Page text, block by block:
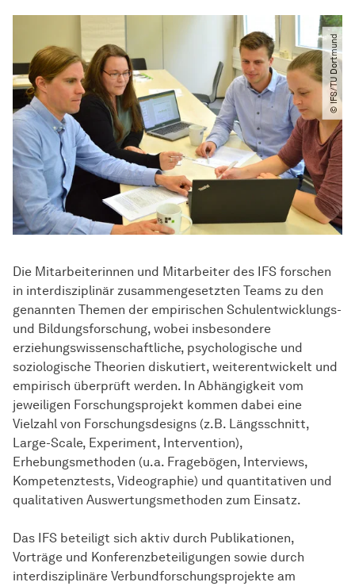
Die Mitarbeiterinnen und Mitarbeiter des IFS forschen
in interdisziplinär zusammengesetzten Teams zu den
genannten Themen der empirischen Schulentwicklungs-
und Bildungsforschung, wobei insbesondere
erziehungswissenschaftliche, psychologische und
soziologische Theorien diskutiert, weiterentwickelt und
empirisch überprüft werden. In Abhängigkeit vom
jeweiligen Forschungsprojekt kommen dabei eine
Vielzahl von Forschungsdesigns (z.B. Längsschnitt,
Large-Scale, Experiment, Intervention),
Erhebungsmethoden (u.a. Fragebögen, Interviews,
Kompetenztests, Videographie) und quantitativen und
qualitativen Auswertungsmethoden zum Einsatz.
© IFS​/​TU Dortmund
Das IFS beteiligt sich aktiv durch Publikationen,
Vorträge und Konferenzbeteiligungen sowie durch
interdisziplinäre Verbundforschungsprojekte am